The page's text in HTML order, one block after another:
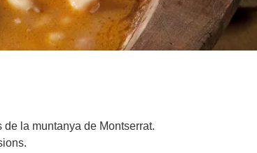
la muntanya de Montserrat.